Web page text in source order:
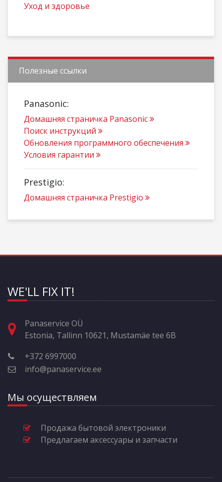
Уход и здоровье
Полезные ссылки
Panasonic:
Домашняя страничка Panasonic
Поиск инструкций
Обновления программного обеспечения
Условия гарантии
Prestigio:
Домашняя страничка Prestigio
WE'LL FIX IT!
Panaservice OÜ
Estonia, Tallinn 10621, Mustamäe tee 6B
+372 6997000
info@panaservice.ee
Мы осуществляем
Продажа бытовой электроники
Предлагаем аксессуары и запчасти